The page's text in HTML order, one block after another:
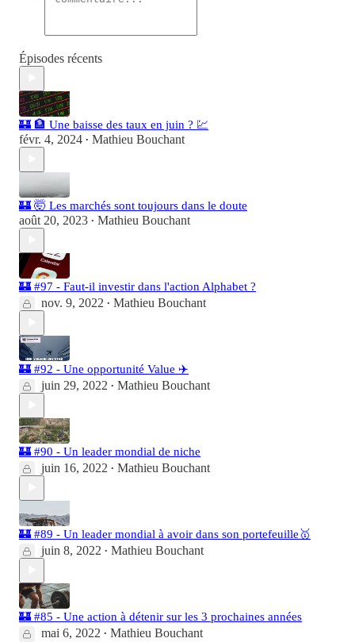
Épisodes récents
🏰 🏦 Une baisse des taux en juin ? 💹
févr. 4, 2024 • Mathieu Bouchant
🏰 🤯 Les marchés sont toujours dans le doute
août 20, 2023 • Mathieu Bouchant
🏰 #97 - Faut-il investir dans l'action Alphabet ?
nov. 9, 2022 • Mathieu Bouchant
🏰 #92 - Une opportunité Value ✈️
juin 29, 2022 • Mathieu Bouchant
🏰 #90 - Un leader mondial de niche
juin 16, 2022 • Mathieu Bouchant
🏰 #89 - Un leader mondial à avoir dans son portefeuille🥇
juin 8, 2022 • Mathieu Bouchant
🏰 #85 - Une action à détenir sur les 3 prochaines années
mai 6, 2022 • Mathieu Bouchant